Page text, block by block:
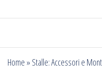
Home » Stalle: Accessori e